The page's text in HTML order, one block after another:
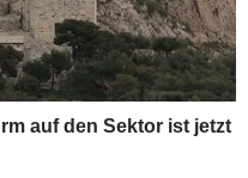
auf den Sektor ist jetzt